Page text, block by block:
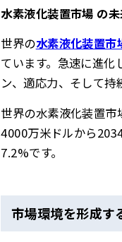
水素液化装置市場 の
世界の水素液化装置市
ています。急速に進化
ン、適応力、そして持
世界の水素液化装置
4000万米ドルから
7.2%です。
市場環境を形成す